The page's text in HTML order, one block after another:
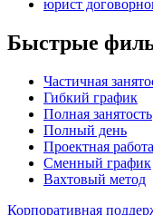
юрист
Быстрые
Частичная
Гибкий график
Полная занятость
Полный день
Проектная работа
Сменный график
Вахтовый метод
Корпоративная